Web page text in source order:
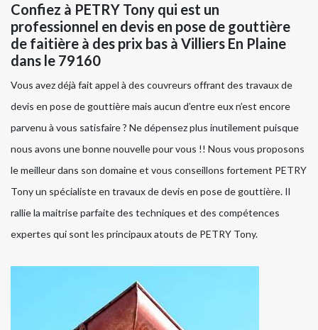
Confiez à PETRY Tony qui est un
professionnel en devis en pose de gouttière
de faitière à des prix bas à Villiers En Plaine
dans le 79160
Vous avez déjà fait appel à des couvreurs offrant des travaux de
devis en pose de gouttière mais aucun d’entre eux n’est encore
parvenu à vous satisfaire ? Ne dépensez plus inutilement puisque
nous avons une bonne nouvelle pour vous !! Nous vous proposons
le meilleur dans son domaine et vous conseillons fortement PETRY
Tony un spécialiste en travaux de devis en pose de gouttière. Il
rallie la maitrise parfaite des techniques et des compétences
expertes qui sont les principaux atouts de PETRY Tony.